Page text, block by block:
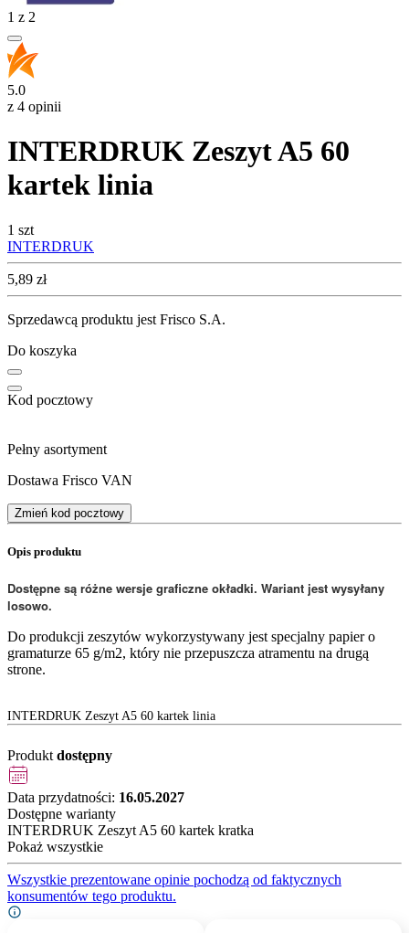
1 z 2
5.0
z 4 opinii
INTERDRUK Zeszyt A5 60
kartek linia
1 szt
INTERDRUK
Cena
5,89 zł
Sprzedawcą produktu jest Frisco S.A.
Do koszyka
Kod pocztowy
Pełny asortyment
Dostawa Frisco VAN
Zmień kod pocztowy
Opis produktu
Dostępne są różne wersje graficzne okładki. Wariant jest wysyłany
losowo.
Do produkcji zeszytów wykorzystywany jest specjalny papier o
gramaturze 65 g/m2, który nie przepuszcza atramentu na drugą
strone.
INTERDRUK Zeszyt A5 60 kartek linia
Produkt dostępny
Data przydatności: 16.05.2027
Dostępne warianty
INTERDRUK Zeszyt A5 60 kartek kratka
Pokaż wszystkie
Wszystkie prezentowane opinie pochodzą od faktycznych
konsumentów tego produktu.